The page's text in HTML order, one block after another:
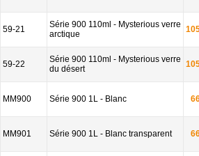
59-21
Série 900 110ml - Mysterious verre
arctique
59-22
Série 900 110ml - Mysterious verre
du désert
MM900 Série 900 1L - Blanc
MM901 Série 900 1L - Blanc transparent